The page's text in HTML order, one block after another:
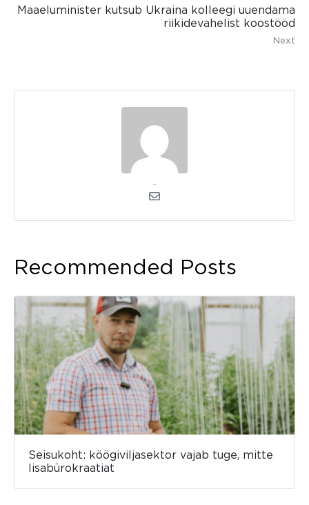
Maaeluminister kutsub Ukraina kolleegi uuendama
riikidevahelist koostööd
Next
Recommended Posts
Seisukoht: köögiviljasektor vajab tuge, mitte
lisabürokraatiat